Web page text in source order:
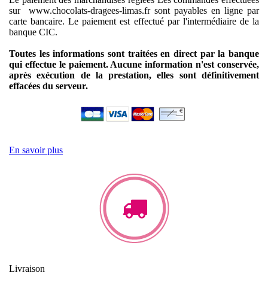
sur www.chocolats-dragees-limas.fr sont payables en ligne par
carte bancaire. Le paiement est effectué par l'intermédiaire de la
banque CIC.
Toutes les informations sont traitées en direct par la banque
qui effectue le paiement. Aucune information n'est conservée,
après exécution de la prestation, elles sont définitivement
effacées du serveur.
En savoir plus
Livraison